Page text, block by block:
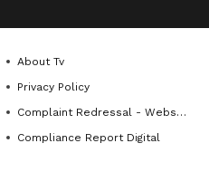
About Tv
Privacy Policy
Complaint Redressal - Website
Compliance Report Digital